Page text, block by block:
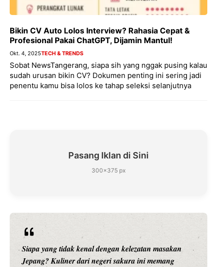
Bikin CV Auto Lolos Interview? Rahasia Cepat &
Profesional Pakai ChatGPT, Dijamin Mantul!
Okt. 4, 2025TECH & TRENDS
Sobat NewsTangerang, siapa sih yang nggak pusing kalau
sudah urusan bikin CV? Dokumen penting ini sering jadi
penentu kamu bisa lolos ke tahap seleksi selanjutnya
Pasang Iklan di Sini
300×375 px
Siapa yang tidak kenal dengan kelezatan masakan
Jepang? Kuliner dari negeri sakura ini memang